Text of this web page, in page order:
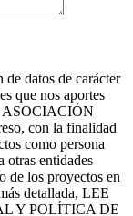
datos de carácter
que nos aportes
ASOCIACIÓN
con la finalidad
como persona
otras entidades
de los proyectos en
detallada, LEE
Y POLÍTICA DE